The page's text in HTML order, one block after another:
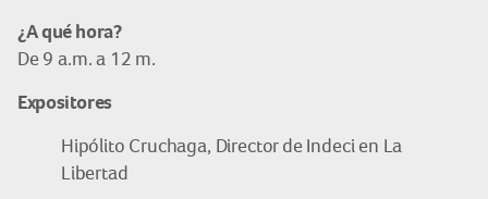
¿A qué hora?
De 9 a.m. a 12 m.
Expositores
Hipólito Cruchaga, Director de Indeci en La
Libertad